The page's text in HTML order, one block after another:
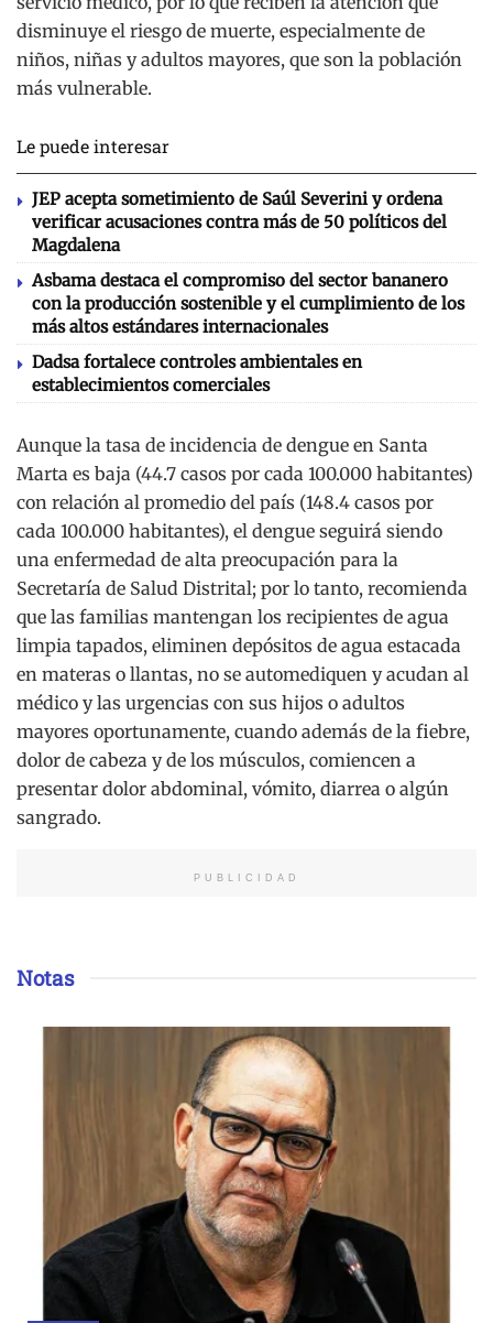
disminuye el riesgo de muerte, especialmente de
niños, niñas y adultos mayores, que son la población
más vulnerable.
Le puede interesar
JEP acepta sometimiento de Saúl Severini y ordena
verificar acusaciones contra más de 50 políticos del
Magdalena
Asbama destaca el compromiso del sector bananero
con la producción sostenible y el cumplimiento de los
más altos estándares internacionales
Dadsa fortalece controles ambientales en
establecimientos comerciales
Aunque la tasa de incidencia de dengue en Santa
Marta es baja (44.7 casos por cada 100.000 habitantes)
con relación al promedio del país (148.4 casos por
cada 100.000 habitantes), el dengue seguirá siendo
una enfermedad de alta preocupación para la
Secretaría de Salud Distrital; por lo tanto, recomienda
que las familias mantengan los recipientes de agua
limpia tapados, eliminen depósitos de agua estacada
en materas o llantas, no se automediquen y acudan al
médico y las urgencias con sus hijos o adultos
mayores oportunamente, cuando además de la fiebre,
dolor de cabeza y de los músculos, comiencen a
presentar dolor abdominal, vómito, diarrea o algún
sangrado.
PUBLICIDAD
Notas